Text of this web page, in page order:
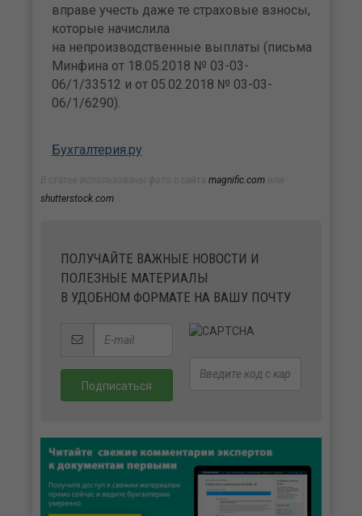
вправе учесть даже те страховые взносы,
которые начислила
на непроизводственные выплаты (письма
Минфина от 18.05.2018 № 03-03-
06/1/33512 и от 05.02.2018 № 03-03-
06/1/6290).
Бухгалтерия.ру
magnific.com
shutterstock.com
ПОЛУЧАЙТЕ ВАЖНЫЕ НОВОСТИ И
ПОЛЕЗНЫЕ МАТЕРИАЛЫ
В УДОБНОМ ФОРМАТЕ НА ВАШУ ПОЧТУ